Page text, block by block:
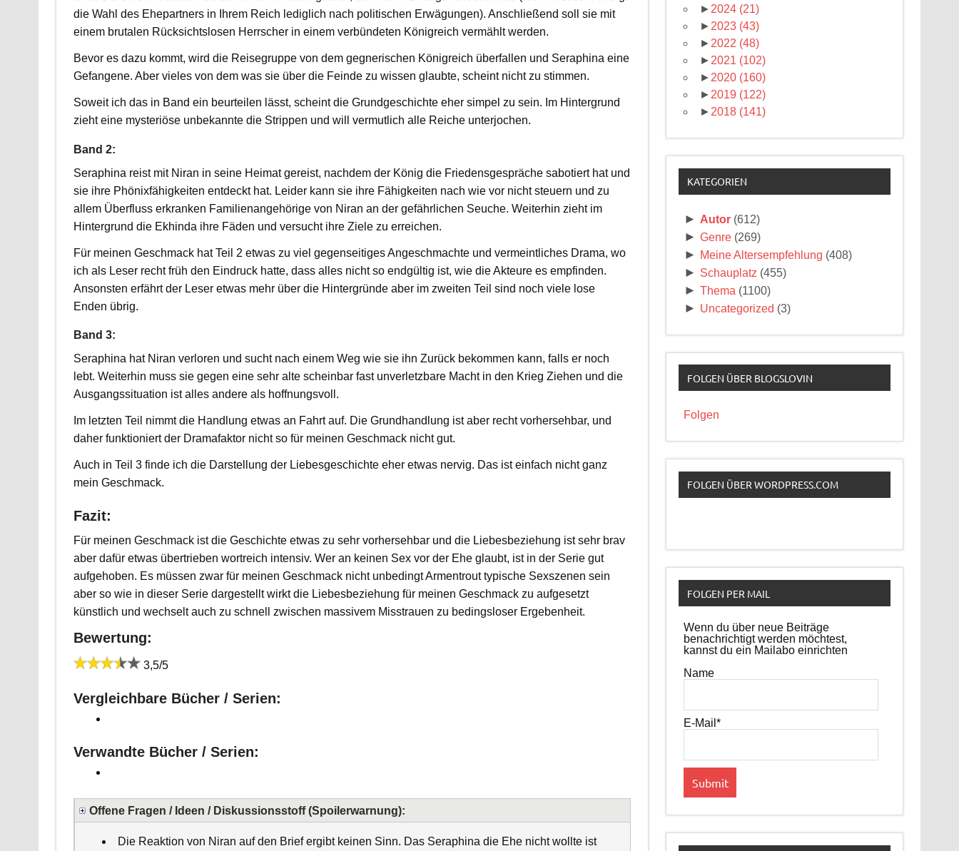
die Wahl des Ehepartners in Ihrem Reich lediglich nach politischen Erwägungen). Anschließend soll sie mit
einem brutalen Rücksichtslosen Herrscher in einem verbündeten Königreich vermählt werden.
Bevor es dazu kommt, wird die Reisegruppe von dem gegnerischen Königreich überfallen und Seraphina eine
Gefangene. Aber vieles von dem was sie über die Feinde zu wissen glaubte, scheint nicht zu stimmen.
Soweit ich das in Band ein beurteilen lässt, scheint die Grundgeschichte eher simpel zu sein. Im Hintergrund
zieht eine mysteriöse unbekannte die Strippen und will vermutlich alle Reiche unterjochen.
Band 2:
Seraphina reist mit Niran in seine Heimat gereist, nachdem der König die Friedensgespräche sabotiert hat und
sie ihre Phönixfähigkeiten entdeckt hat. Leider kann sie ihre Fähigkeiten nach wie vor nicht steuern und zu
allem Überfluss erkranken Familienangehörige von Niran an der gefährlichen Seuche. Weiterhin zieht im
Hintergrund die Ekhinda ihre Fäden und versucht ihre Ziele zu erreichen.
Für meinen Geschmack hat Teil 2 etwas zu viel gegenseitiges Angeschmachte und vermeintliches Drama, wo
ich als Leser recht früh den Eindruck hatte, dass alles nicht so endgültig ist, wie die Akteure es empfinden.
Ansonsten erfährt der Leser etwas mehr über die Hintergründe aber im zweiten Teil sind noch viele lose
Enden übrig.
Band 3:
Seraphina hat Niran verloren und sucht nach einem Weg wie sie ihn Zurück bekommen kann, falls er noch
lebt. Weiterhin muss sie gegen eine sehr alte scheinbar fast unverletzbare Macht in den Krieg Ziehen und die
Ausgangssituation ist alles andere als hoffnungsvoll.
Im letzten Teil nimmt die Handlung etwas an Fahrt auf. Die Grundhandlung ist aber recht vorhersehbar, und
daher funktioniert der Dramafaktor nicht so für meinen Geschmack nicht gut.
Auch in Teil 3 finde ich die Darstellung der Liebesgeschichte eher etwas nervig. Das ist einfach nicht ganz
mein Geschmack.
Fazit:
Für meinen Geschmack ist die Geschichte etwas zu sehr vorhersehbar und die Liebesbeziehung ist sehr brav
aber dafür etwas übertrieben wortreich intensiv. Wer an keinen Sex vor der Ehe glaubt, ist in der Serie gut
aufgehoben. Es müssen zwar für meinen Geschmack nicht unbedingt Armentrout typische Sexszenen sein
aber so wie in dieser Serie dargestellt wirkt die Liebesbeziehung für meinen Geschmack zu aufgesetzt
künstlich und wechselt auch zu schnell zwischen massivem Misstrauen zu bedingsloser Ergebenheit.
Bewertung:
3,5/5
Vergleichbare Bücher / Serien:
Verwandte Bücher / Serien:
Offene Fragen / Ideen / Diskussionsstoff (Spoilerwarnung):
Die Reaktion von Niran auf den Brief ergibt keinen Sinn. Das Seraphina die Ehe nicht wollte ist
► 2024 (21)
► 2023 (43)
► 2022 (48)
► 2021 (102)
► 2020 (160)
► 2019 (122)
► 2018 (141)
KATEGORIEN
► Autor (612)
► Genre (269)
► Meine Altersempfehlung (408)
► Schauplatz (455)
► Thema (1100)
► Uncategorized (3)
FOLGEN ÜBER BLOGSLOVIN
Folgen
FOLGEN ÜBER WORDPRESS.COM
FOLGEN PER MAIL
Wenn du über neue Beiträge
benachrichtigt werden möchtest,
kannst du ein Mailabo einrichten
Name
E-Mail*